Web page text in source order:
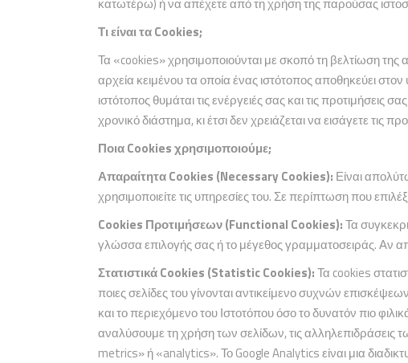
Τι είναι ταCookies;
Τα «cookies» χρησιμοποιούνται με σκοπό τη βελτίωση της
αρχεία κειμένου τα οποία ένας ιστότοπος αποθηκεύει
ιστότοπος θυμάται τις ενέργειές σας και τις
χρονικό διάστημα, κι έτσι δεν χρειάζεται να εισάγετε τις
ΠοιαCookiesχρησιμοποιούμε;
Απαραίτητα Cookies (Necessary Cookies): Είναι
χρησιμοποιείτε τις υπηρεσίες του. Σε περίπτωση που
Cookies Προτιμήσεων (Functional Cookies):Τα
γλώσσα επιλογής σας ή το μέγεθος γραμματοσειράς. Αν
Στατιστικά Cookies (Statistic Cookies):Τα cookies
ποιες σελίδες του γίνονται αντικείμενο συχνών
και το περιεχόμενο του Ιστοτόπου όσο το δυνατόν πιο
αναλύσουμε τη χρήση των σελίδων, τις αλληλεπιδράσεις
metrics» ή «analytics». Το Google Analytics είναι μια